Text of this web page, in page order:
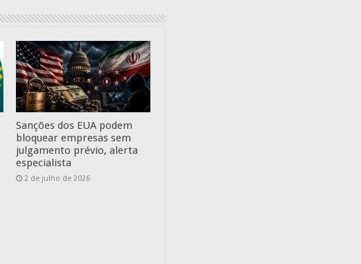
Sanções dos EUA podem
bloquear empresas sem
julgamento prévio, alerta
especialista
2 de julho de 2026